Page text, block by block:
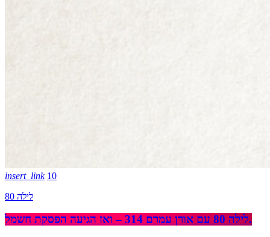
insert_link 10
לילה 80
לילה 80 עם אורן עמרם 314 – ואז הגיעה הפסקת חשמל.